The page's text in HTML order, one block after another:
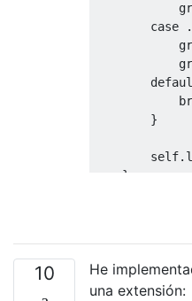
case
.
}
self.
}
10
He
una extensión: